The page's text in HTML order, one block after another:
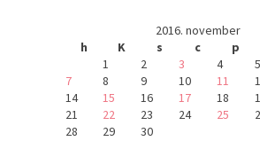
2016. november
h
K s c p
1
2 3 4 5
7
8 9 10 11
14
15 16 17 18
21
22 23 24 25
28
29 30